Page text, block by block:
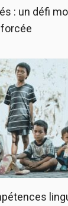
: un défi